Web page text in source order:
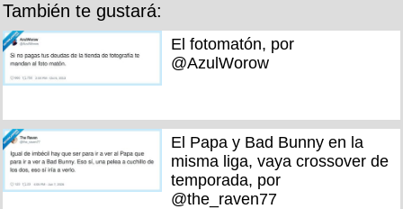
También te gustará:
El fotomatón, por
@AzulWorow
El Papa y Bad Bunny en la
misma liga, vaya crossover de
temporada, por
@the_raven77